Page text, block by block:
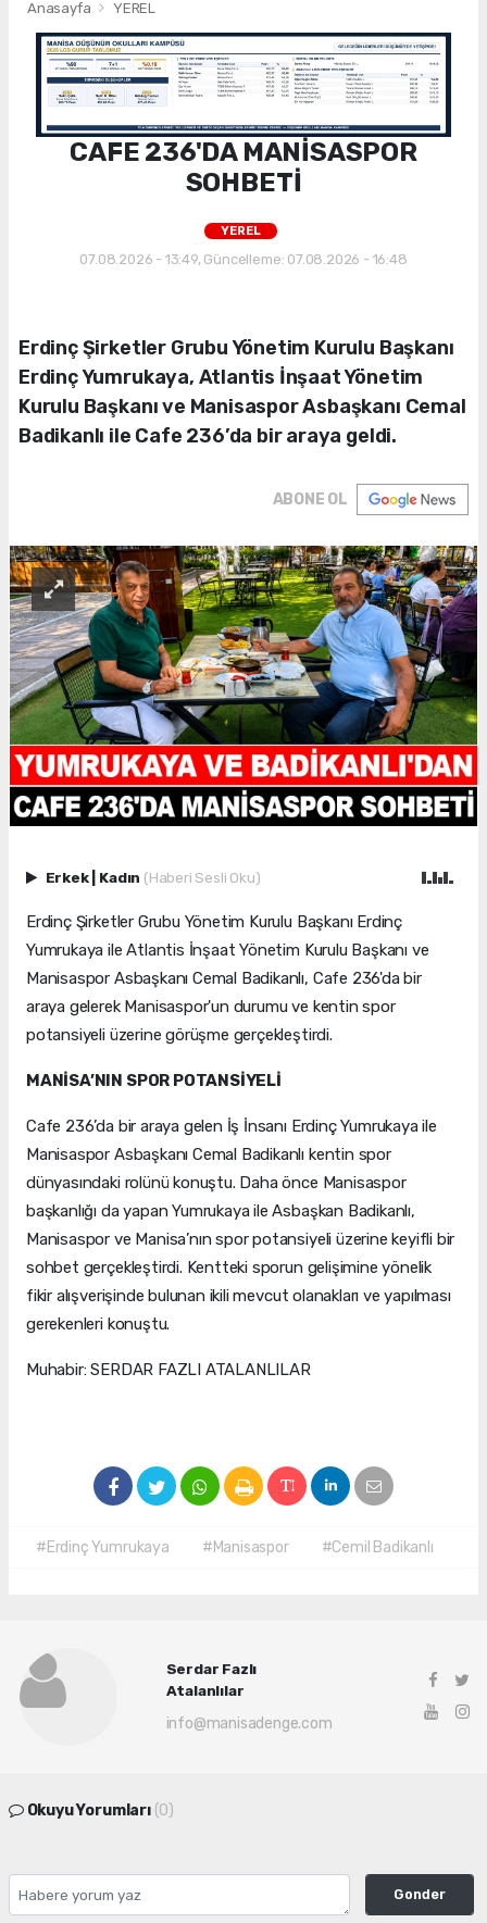
Anasayfa YEREL
CAFE 236'DA MANİSASPOR
SOHBETİ
YEREL
07.08.2026 - 13:49, Güncelleme: 07.08.2026 - 16:48
Erdinç Şirketler Grubu Yönetim Kurulu Başkanı
Erdinç Yumrukaya, Atlantis İnşaat Yönetim
Kurulu Başkanı ve Manisaspor Asbaşkanı Cemal
Badikanlı ile Cafe 236’da bir araya geldi.
ABONE OL
Erkek Kadın (Haberi Sesli Oku)
Erdinç Şirketler Grubu Yönetim Kurulu Başkanı Erdinç
Yumrukaya ile Atlantis İnşaat Yönetim Kurulu Başkanı ve
Manisaspor Asbaşkanı Cemal Badikanlı, Cafe 236'da bir
araya gelerek Manisaspor'un durumu ve kentin spor
potansiyeli üzerine görüşme gerçekleştirdi.
MANİSA’NIN SPOR POTANSİYELİ
Cafe 236’da bir araya gelen İş İnsanı Erdinç Yumrukaya ile
Manisaspor Asbaşkanı Cemal Badikanlı kentin spor
dünyasındaki rolünü konuştu. Daha önce Manisaspor
başkanlığı da yapan Yumrukaya ile Asbaşkan Badikanlı,
Manisaspor ve Manisa’nın spor potansiyeli üzerine keyifli bir
sohbet gerçekleştirdi. Kentteki sporun gelişimine yönelik
fikir alışverişinde bulunan ikili mevcut olanakları ve yapılması
gerekenleri konuştu.
Muhabir: SERDAR FAZLI ATALANLILAR
#Erdinç Yumrukaya #Manisaspor #Cemil Badikanlı
Serdar Fazlı
Atalanlılar
info@manisadenge.com
Okuyu Yorumları (0)
Gonder